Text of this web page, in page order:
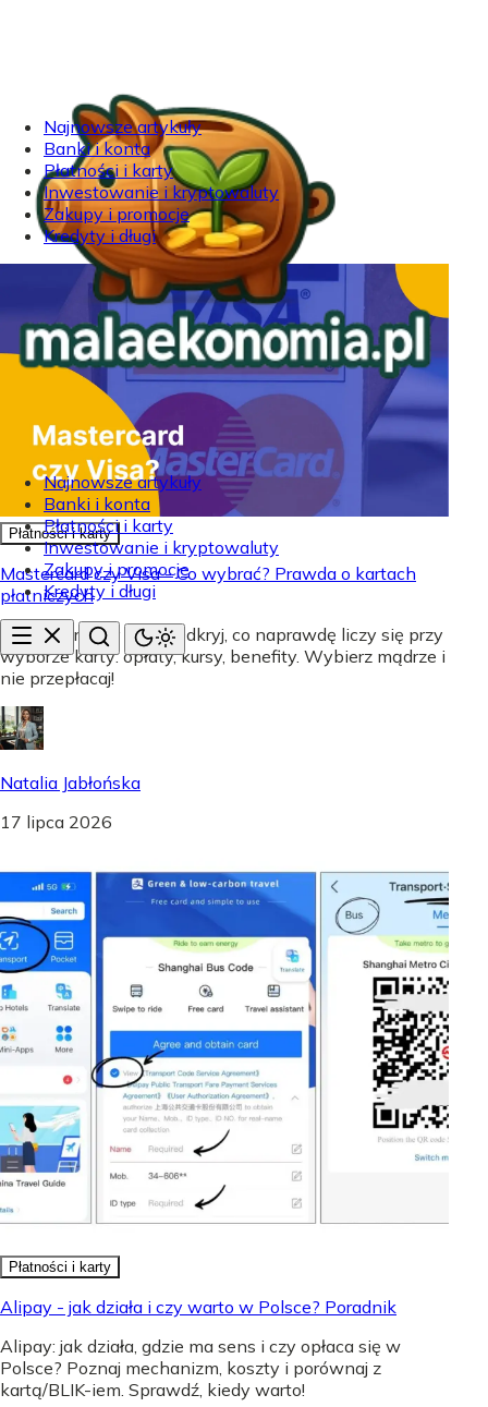
Najnowsze artykuły
Banki i konta
Płatności i karty
Inwestowanie i kryptowaluty
Zakupy i promocje
Kredyty i długi
Najnowsze artykuły
Banki i konta
Płatności i karty
Inwestowanie i kryptowaluty
Zakupy i promocje
Kredyty i długi
Płatności i karty
Mastercard czy Visa - Co wybrać? Prawda o kartach
płatniczych
Mastercard czy Visa? Odkryj, co naprawdę liczy się przy
wyborze karty: opłaty, kursy, benefity. Wybierz mądrze i
nie przepłacaj!
Natalia Jabłońska
17 lipca 2026
Płatności i karty
Alipay - jak działa i czy warto w Polsce? Poradnik
Alipay: jak działa, gdzie ma sens i czy opłaca się w
Polsce? Poznaj mechanizm, koszty i porównaj z
kartą/BLIK-iem. Sprawdź, kiedy warto!